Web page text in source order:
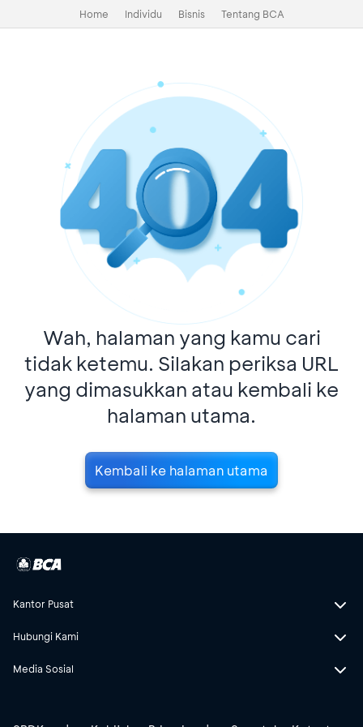
Home Individu Bisnis Tentang BCA
Wah, halaman yang kamu cari
tidak ketemu. Silakan periksa URL
yang dimasukkan atau kembali ke
halaman utama.
Kembali ke halaman utama
Kantor Pusat
Hubungi Kami
Media Sosial